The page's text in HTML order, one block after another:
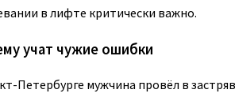
в лифте критически важно.
учат чужие ошибки
Петербурге мужчина провёл в